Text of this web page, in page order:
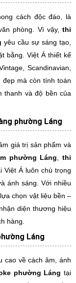
cách độc đáo, là
phòng. Vì vậy, thi
yêu cầu sự sáng tạo,
bằng. Việt Á thiết kế
Scandinavian,
đẹp mà còn tính toán
thanh và độ bền của
phường Láng
giá trị sản phẩm và
phường Láng ,thi
Việt Á luôn chú trọng
ánh sáng. Với nhiều
chọn vật liệu bền –
diện thương hiệu
hàng.
Láng
cao về cách âm, ánh
phường Láng tại